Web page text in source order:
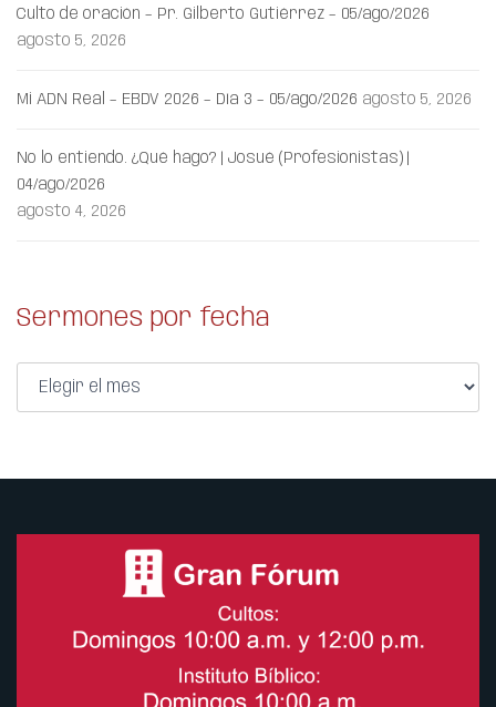
Culto de oración – Pr. Gilberto Gutiérrez – 05/ago/2026
agosto 5, 2026
Mi ADN Real – EBDV 2026 – Día 3 – 05/ago/2026 agosto 5, 2026
No lo entiendo. ¿Qué hago? | Josué (Profesionistas) |
04/ago/2026
agosto 4, 2026
Sermones por fecha